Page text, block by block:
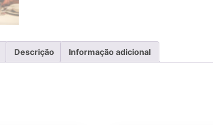
Descrição Informação adicional